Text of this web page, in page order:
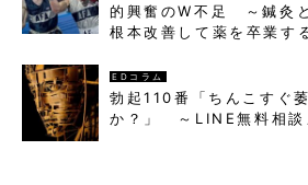
的興奮のW不足 ～鍼灸
根本改善して薬を卒業す
EDコラム
勃起110番「ちんこすぐ
か？」 ～LINE無料相談